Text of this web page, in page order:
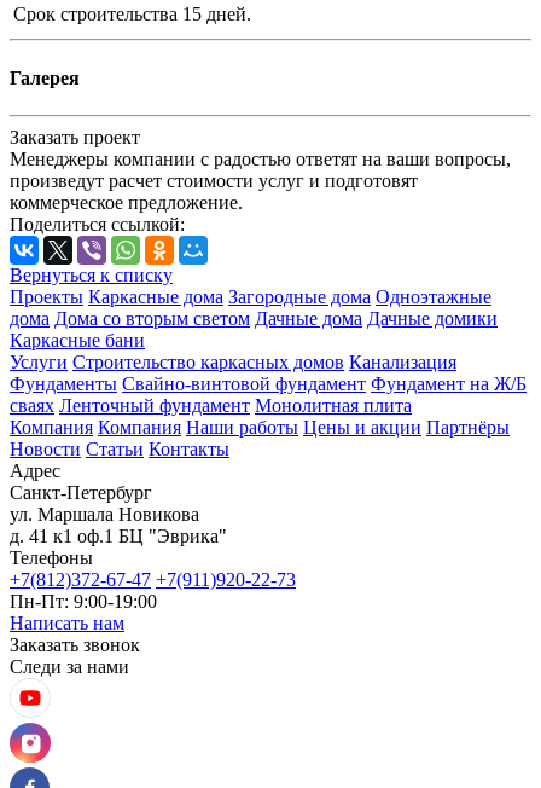
Срок строительства 15 дней.
Галерея
Заказать проект
Менеджеры компании с радостью ответят на ваши вопросы,
произведут расчет стоимости услуг и подготовят
коммерческое предложение.
Поделиться ссылкой:
Вернуться к списку
Проекты Каркасные дома Загородные дома Одноэтажные
дома Дома со вторым светом Дачные дома Дачные домики
Каркасные бани
Услуги Строительство каркасных домов Канализация
Фундаменты Свайно-винтовой фундамент Фундамент на Ж/Б
сваях Ленточный фундамент Монолитная плита
Компания Компания Наши работы Цены и акции Партнёры
Новости Статьи Контакты
Адрес
Санкт-Петербург
ул. Маршала Новикова
д. 41 к1 оф.1 БЦ "Эврика"
Телефоны
+7(812)372-67-47 +7(911)920-22-73
Пн-Пт: 9:00-19:00
Написать нам
Заказать звонок
Следи за нами